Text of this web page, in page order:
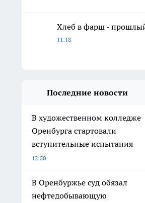
Хлеб в фарш -
11:18
Последние новости
В художественном колледже
Оренбурга стартовали
вступительные испытания
12:50
В Оренбуржье суд обязал
нефтедобывающую